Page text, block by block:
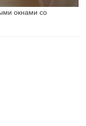
окнами со